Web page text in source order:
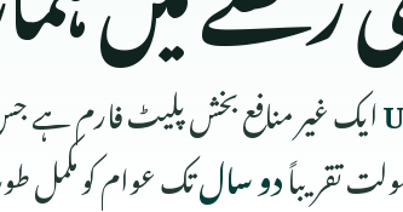
ایک غیر منافع بخش پلیٹ فارم ہے
تقریباًدو سالتک عوام کو مکمل